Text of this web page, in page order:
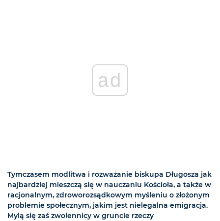
ad
Tymczasem modlitwa i rozważanie biskupa Długosza jak
najbardziej mieszczą się w nauczaniu Kościoła, a także w
racjonalnym, zdroworozsądkowym myśleniu o złożonym
problemie społecznym, jakim jest nielegalna emigracja.
Mylą się zaś zwolennicy w gruncie rzeczy